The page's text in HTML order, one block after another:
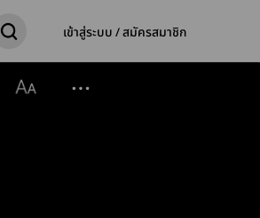
เข้าสู่ระบบ / สมัครสมาชิก